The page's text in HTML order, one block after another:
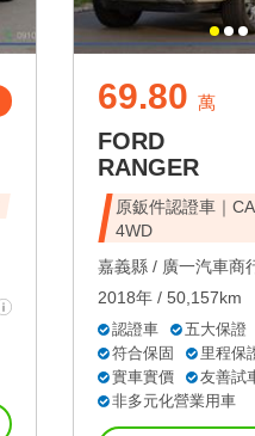
69.80 萬
FORD
RANGER
原鈑件認證車｜
4WD
嘉義縣 / 廣一汽車商
2018年 / 50,157km
認證車
五大保證
符合保固
里程保
實車實價
友善試
非多元化營業用車